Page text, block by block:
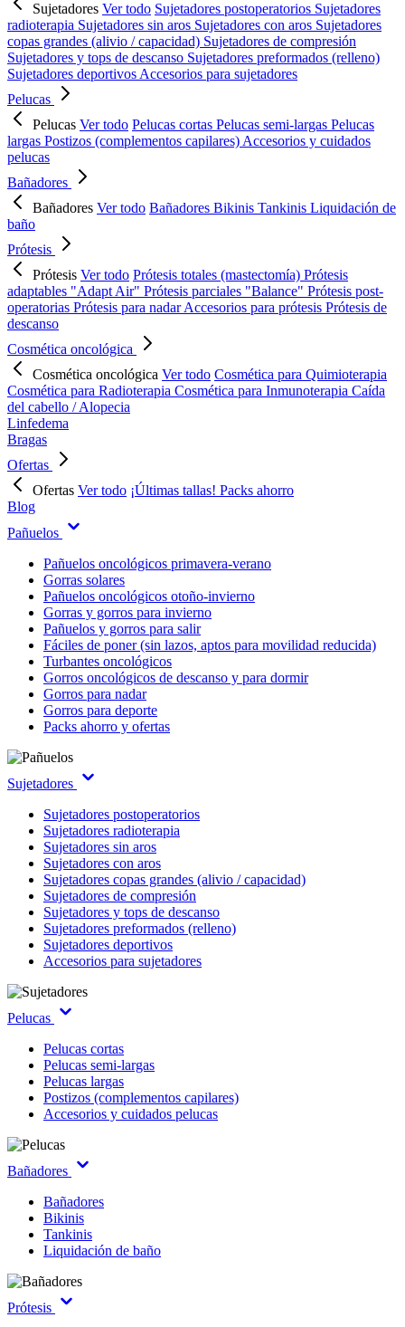
Sujetadores Ver todo Sujetadores postoperatorios Sujetadores
radioterapia Sujetadores sin aros Sujetadores con aros Sujetadores
copas grandes (alivio / capacidad) Sujetadores de compresión
Sujetadores y tops de descanso Sujetadores preformados (relleno)
Sujetadores deportivos Accesorios para sujetadores
Pelucas
Pelucas Ver todo Pelucas cortas Pelucas semi-largas Pelucas
largas Postizos (complementos capilares) Accesorios y cuidados
pelucas
Bañadores
Bañadores Ver todo Bañadores Bikinis Tankinis Liquidación de
baño
Prótesis
Prótesis Ver todo Prótesis totales (mastectomía) Prótesis
adaptables "Adapt Air" Prótesis parciales "Balance" Prótesis post-
operatorias Prótesis para nadarAccesorios para prótesis Prótesis de
descanso
Cosmética oncológica
Cosmética oncológica Ver todo Cosmética para Quimioterapia
Cosmética para Radioterapia Cosmética para Inmunoterapia Caída
del cabello / Alopecia
Linfedema
Bragas
Ofertas
Ofertas Ver todo ¡Últimas tallas! Packs ahorro
Blog
Pañuelos
Pañuelos oncológicos primavera-verano
Gorras solares
Pañuelos oncológicos otoño-invierno
Gorras y gorros para invierno
Pañuelos y gorros para salir
Fáciles de poner (sin lazos, aptos para movilidad reducida)
Turbantes oncológicos
Gorros oncológicos de descanso y para dormir
Gorros para nadar
Gorros para deporte
Packs ahorro y ofertas
Sujetadores
Sujetadores postoperatorios
Sujetadores radioterapia
Sujetadores sin aros
Sujetadores con aros
Sujetadores copas grandes (alivio / capacidad)
Sujetadores de compresión
Sujetadores y tops de descanso
Sujetadores preformados (relleno)
Sujetadores deportivos
Accesorios para sujetadores
Pelucas
Pelucas cortas
Pelucas semi-largas
Pelucas largas
Postizos (complementos capilares)
Accesorios y cuidados pelucas
Bañadores
Bañadores
Bikinis
Tankinis
Liquidación de baño
Prótesis